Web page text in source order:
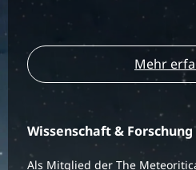
Mehr
Wissenschaft & Forschung
Als Mitglied der The